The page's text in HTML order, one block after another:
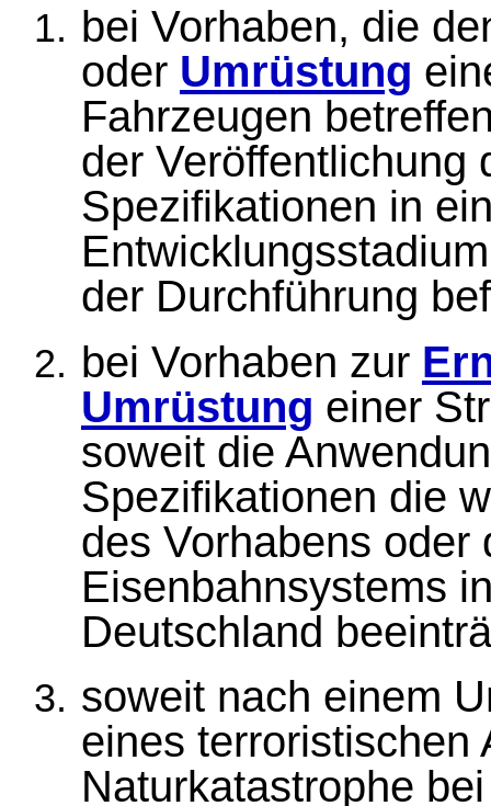
bei Vorhaben, die
oder Umrüstung
Fahrzeugen
der Veröffentlichung
Spezifikationen in
der Durchführung
bei Vorhaben zur
Umrüstung einer
soweit die
Spezifikationen die
des Vorhabens oder
Eisenbahnsystems
Deutschland
soweit nach einem
eines terroristischen
Naturkatastrophe